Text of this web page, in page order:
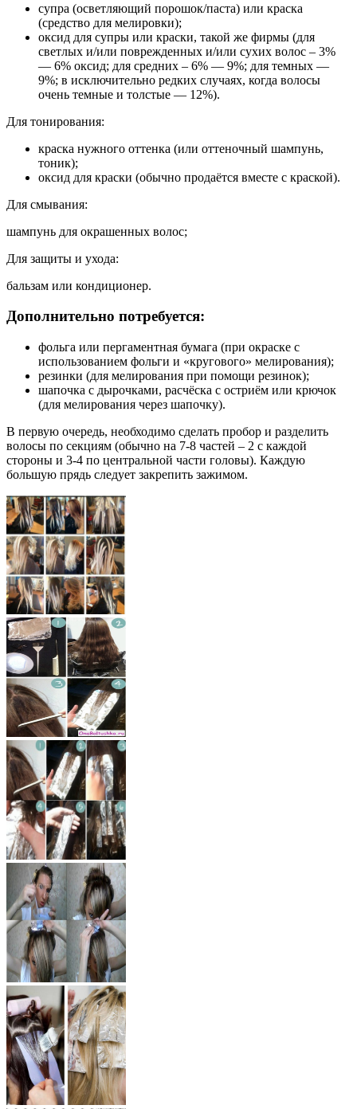
супра (осветляющий порошок/паста) или краска
(средство для мелировки);
оксид для супры или краски, такой же фирмы (для
светлых и/или поврежденных и/или сухих волос – 3%
— 6% оксид; для средних – 6% — 9%; для темных —
9%; в исключительно редких случаях, когда волосы
очень темные и толстые — 12%).
Для тонирования:
краска нужного оттенка (или оттеночный шампунь,
тоник);
оксид для краски (обычно продаётся вместе с краской).
Для смывания:
шампунь для окрашенных волос;
Для защиты и ухода:
бальзам или кондиционер.
Дополнительно потребуется:
фольга или пергаментная бумага (при окраске с
использованием фольги и «кругового» мелирования);
резинки (для мелирования при помощи резинок);
шапочка с дырочками, расчёска с остриём или крючок
(для мелирования через шапочку).
В первую очередь, необходимо сделать пробор и разделить
волосы по секциям (обычно на 7-8 частей – 2 с каждой
стороны и 3-4 по центральной части головы). Каждую
большую прядь следует закрепить зажимом.